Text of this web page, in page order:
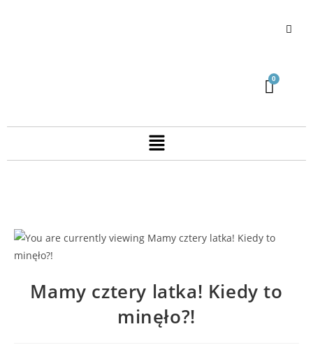
Mamy cztery latka! Kiedy to
minęło?!